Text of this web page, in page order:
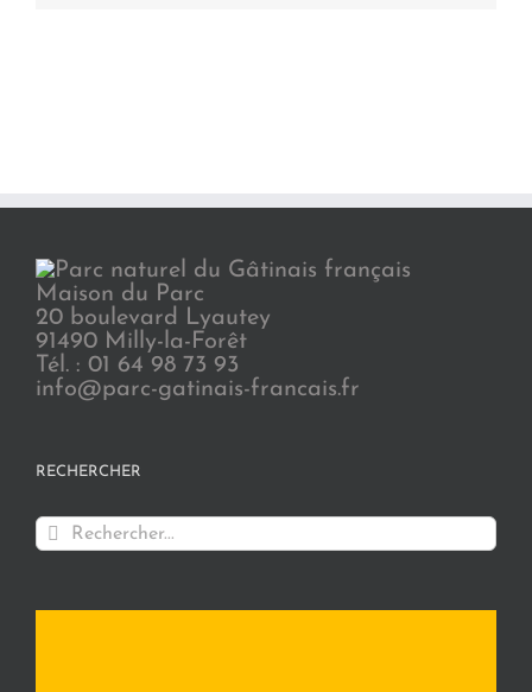
Maison du Parc
20 boulevard Lyautey
91490 Milly-la-Forêt
Tél. : 01 64 98 73 93
info@parc-gatinais-francais.fr
RECHERCHER
Rechercher: